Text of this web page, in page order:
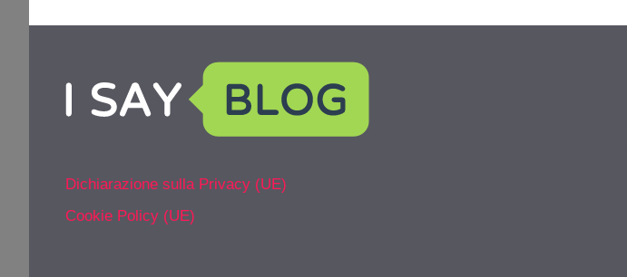
Dichiarazione sulla Privacy (UE)
Cookie Policy (UE)